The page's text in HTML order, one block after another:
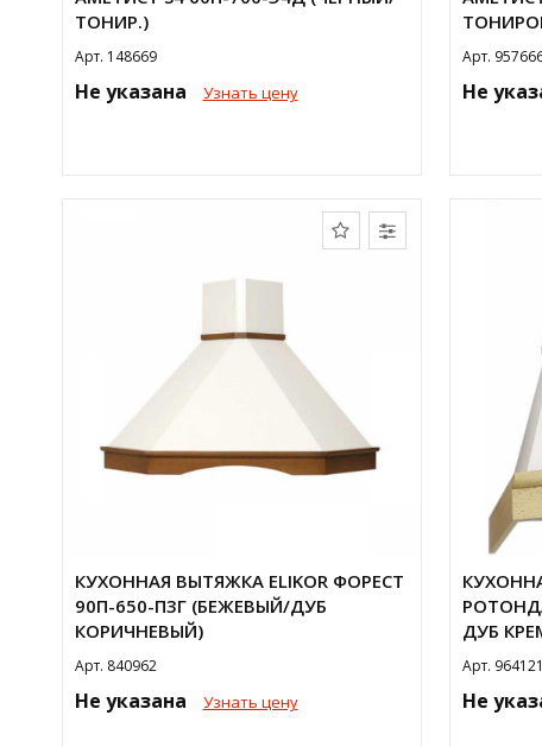
ТОНИР.)
Арт. 148669
Не указана Узнать цену
Арт.
Не
КУХОННАЯ ВЫТЯЖКА ELIKOR ФОРЕСТ
90П-650-П3Г (БЕЖЕВЫЙ/ДУБ
КОРИЧНЕВЫЙ)
Арт. 840962
Не указана Узнать цену
ДУБ
Арт. 964121
Не